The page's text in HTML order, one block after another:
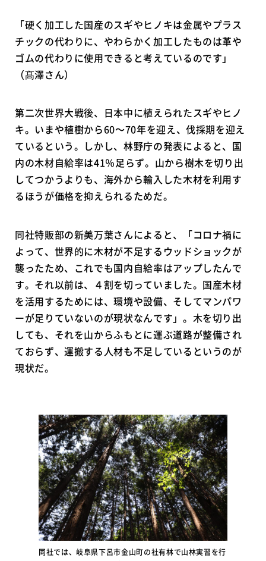
「硬く加工した国産のスギやヒノキは金属やプラス
チックの代わりに、やわらかく加工したものは革や
ゴムの代わりに使用できると考えているのです」
（髙澤さん）
第二次世界大戦後、日本中に植えられたスギやヒノ
キ。いまや植樹から60〜70年を迎え、伐採期を迎え
ているという。しかし、林野庁の発表によると、国
内の木材自給率は41％足らず。山から樹木を切り出
してつかうよりも、海外から輸入した木材を利用す
るほうが価格を抑えられるためだ。
同社特販部の新美万葉さんによると、「コロナ禍に
よって、世界的に木材が不足するウッドショックが
襲ったため、これでも国内自給率はアップしたんで
す。それ以前は、４割を切っていました。国産木材
を活用するためには、環境や設備、そしてマンパワ
ーが足りていないのが現状なんです」。木を切り出
しても、それを山からふもとに運ぶ道路が整備され
ておらず、運搬する人材も不足しているというのが
現状だ。
同社では、岐阜県下呂市金山町の社有林で山林実習を行